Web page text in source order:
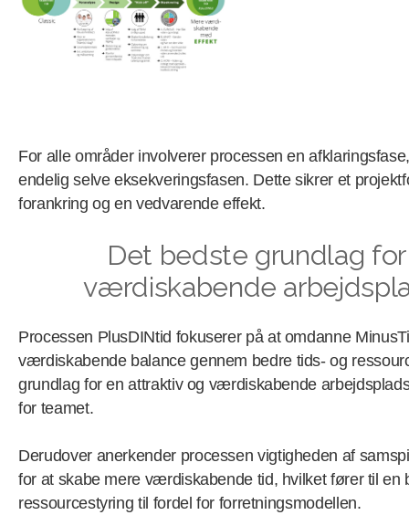
For alle områder involverer processen en
endelig selve eksekveringsfasen. Dette sikrer et
forankring og en vedvarende effekt.
Det bedste grundlag
værdiskabende
Processen PlusDINtid fokuserer på at omdanne
værdiskabende balance gennem bedre tids- og
grundlag for en attraktiv og værdiskabende
for teamet.
Derudover anerkender processen vigtigheden af
for at skabe mere værdiskabende tid, hvilket fører til en
ressourcestyring til fordel for forretningsmodellen.